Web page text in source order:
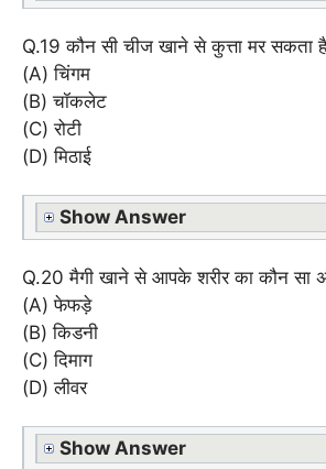
Q.19 कौन सी चीज खाने से कुत्ता मर सकता
(A) चिंगम
(B) चॉकलेट
(C) रोटी
(D) मिठाई
Show Answer
Q.20 मैगी खाने से आपके शरीर का कौन सा
(A) फेफड़े
(B) किडनी
(C) दिमाग
(D) लीवर
Show Answer